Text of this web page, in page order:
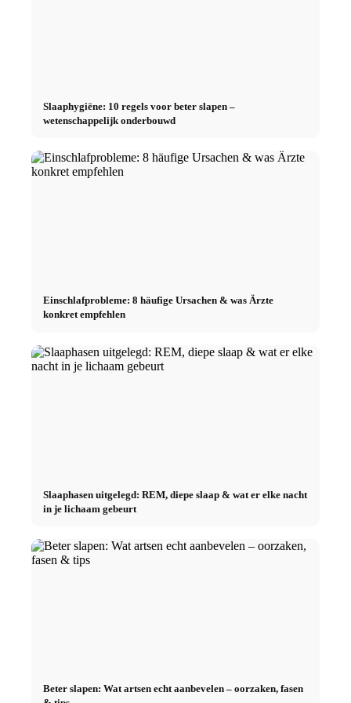
Slaaphygiëne: 10 regels voor beter slapen –
wetenschappelijk onderbouwd
Einschlafprobleme: 8 häufige Ursachen & was Ärzte
konkret empfehlen
Slaaphasen uitgelegd: REM, diepe slaap & wat er elke nacht
in je lichaam gebeurt
Beter slapen: Wat artsen echt aanbevelen – oorzaken, fasen